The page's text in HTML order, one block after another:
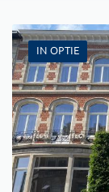
IN OPTIE